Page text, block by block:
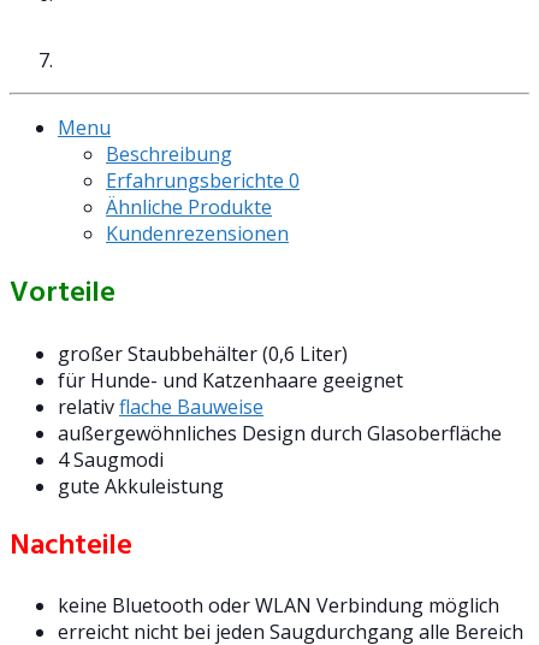
Menu
Beschreibung
Erfahrungsberichte 0
Ähnliche Produkte
Kundenrezensionen
Vorteile
großer Staubbehälter (0,6 Liter)
für Hunde- und Katzenhaare geeignet
relativflache Bauweise
außergewöhnliches Design durch Glasoberfläche
4 Saugmodi
gute Akkuleistung
Nachteile
keine Bluetooth oder WLAN Verbindung möglich
erreicht nicht bei jeden Saugdurchgang alle Bereich